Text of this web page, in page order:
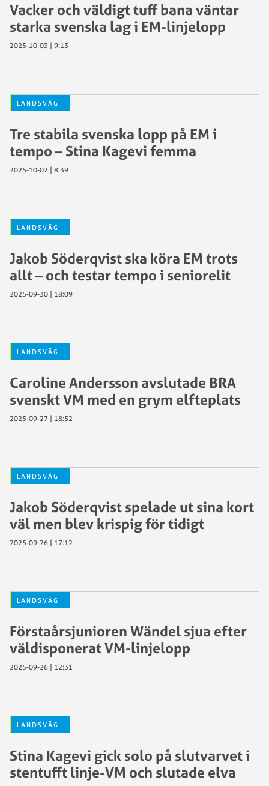
Vacker och väldigt tuff bana väntar
starka svenska lag i EM-linjelopp
2025-10-03 | 9:13
LANDSVÄG
Tre stabila svenska lopp på EM i
tempo – Stina Kagevi femma
2025-10-02 | 8:39
LANDSVÄG
Jakob Söderqvist ska köra EM trots
allt – och testar tempo i seniorelit
2025-09-30 | 18:09
LANDSVÄG
Caroline Andersson avslutade BRA
svenskt VM med en grym elfteplats
2025-09-27 | 18:52
LANDSVÄG
Jakob Söderqvist spelade ut sina kort
väl men blev krispig för tidigt
2025-09-26 | 17:12
LANDSVÄG
Förstaårsjunioren Wändel sjua efter
väldisponerat VM-linjelopp
2025-09-26 | 12:31
LANDSVÄG
Stina Kagevi gick solo på slutvarvet i
stentufft linje-VM och slutade elva